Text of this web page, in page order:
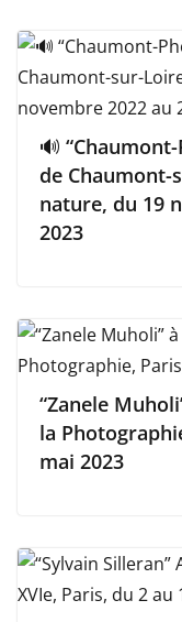
🔊
de Chaumont-
nature, du 19
2023
“Zanele
la
mai 2023